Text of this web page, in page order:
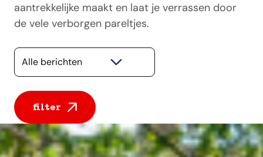
aantrekkelijke maakt en laat je verrassen door
de vele verborgen pareltjes.
Selecteer een categorie
filter